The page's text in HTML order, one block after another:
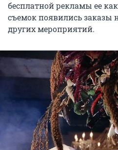
бесплатной рекламы ее
съемок появились заказы
других мероприятий.